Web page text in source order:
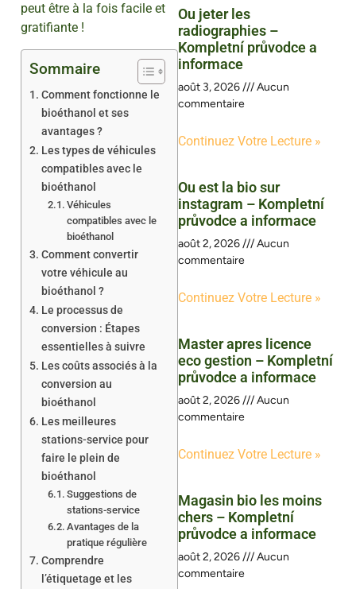
peut être à la fois facile et
gratifiante !
Sommaire
Comment fonctionne le
bioéthanol et ses
avantages ?
Les types de véhicules
compatibles avec le
bioéthanol
Véhicules
compatibles avec le
bioéthanol
Comment convertir
votre véhicule au
bioéthanol ?
Le processus de
conversion : Étapes
essentielles à suivre
Les coûts associés à la
conversion au
bioéthanol
Les meilleures
stations-service pour
faire le plein de
bioéthanol
Suggestions de
stations-service
Avantages de la
pratique régulière
Comprendre
l’étiquetage et les
Ou jeter les
radiographies –
Kompletní průvodce a
informace
août 3, 2026
Aucun
commentaire
Continuez Votre Lecture »
Ou est la bio sur
instagram – Kompletní
průvodce a informace
août 2, 2026
Aucun
commentaire
Continuez Votre Lecture »
Master apres licence
eco gestion – Kompletní
průvodce a informace
août 2, 2026
Aucun
commentaire
Continuez Votre Lecture »
Magasin bio les moins
chers – Kompletní
průvodce a informace
août 2, 2026
Aucun
commentaire